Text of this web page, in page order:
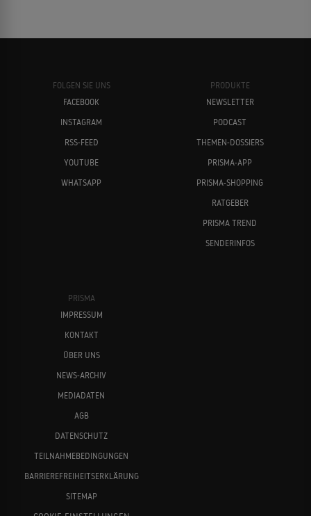
FOLGEN SIE UNS
FACEBOOK
INSTAGRAM
RSS-FEED
YOUTUBE
WHATSAPP
PRODUKTE
NEWSLETTER
PODCAST
THEMEN-DOSSIERS
PRISMA-APP
PRISMA-SHOPPING
RATGEBER
PRISMA TREND
SENDERINFOS
PRISMA
IMPRESSUM
KONTAKT
ÜBER UNS
NEWS-ARCHIV
MEDIADATEN
AGB
DATENSCHUTZ
TEILNAHMEBEDINGUNGEN
BARRIEREFREIHEITSERKLÄRUNG
SITEMAP